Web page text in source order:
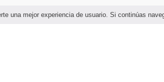
una mejor experiencia de usuario. Si continúas